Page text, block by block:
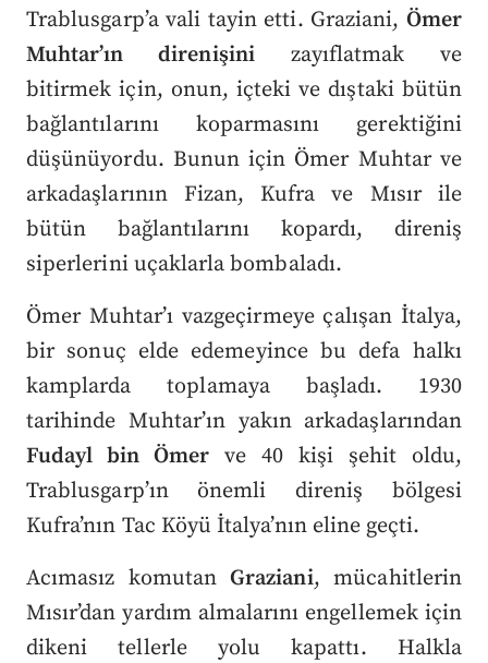
Trablusgarp’a vali tayin etti. Graziani, Ömer
Muhtar’ın direnişinizayıflatmak ve
bitirmek için, onun, içteki ve dıştaki bütün
bağlantılarını koparmasını gerektiğini
düşünüyordu. Bunun için Ömer Muhtar ve
arkadaşlarının Fizan, Kufra ve Mısır ile
bütün bağlantılarını kopardı, direniş
siperlerini uçaklarla bombaladı.
Ömer Muhtar’ı vazgeçirmeye çalışan İtalya,
bir sonuç elde edemeyince bu defa halkı
kamplarda toplamaya başladı. 1930
tarihinde Muhtar’ın yakın arkadaşlarından
Fudayl bin Ömer ve 40 kişi şehit oldu,
Trablusgarp’ın önemli direniş bölgesi
Kufra’nın Tac Köyü İtalya’nın eline geçti.
Acımasız komutan Graziani, mücahitlerin
Mısır’dan yardım almalarını engellemek için
dikeni tellerle yolu kapattı. Halkla